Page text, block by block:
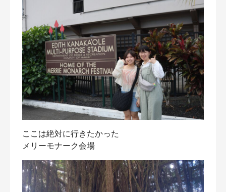
ここは絶対に行きたかった
メリーモナーク会場